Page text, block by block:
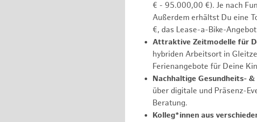
€ - 95.000,00 €). Je nach
Außerdem erhältst Du eine
€, das Lease-a-Bike-
Attraktive Zeitmodelle für
hybriden Arbeitsort in
Ferienangebote für Deine
Nachhaltige Gesundheits-
über digitale und Präsenz-
Beratung.
Kolleg*innen aus